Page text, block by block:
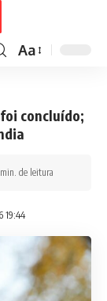
Aa
concluído;
19:44
de leitura